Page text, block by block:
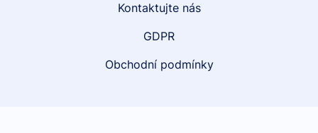
Kontaktujte nás
GDPR
Obchodní podmínky